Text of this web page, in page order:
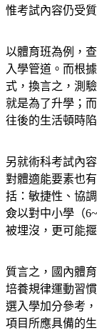
惟考試內容仍受
以體育班為例，
入學管道。而根
式，換言之，測
就是為了升學；
往後的生活頓時
另就術科考試內
對體適能要素也
括：敏捷性、協
僉以對中小學（
被埋沒，更可能
質言之，國內體
培養規律運動習
選入學加分參考
項目所應具備的